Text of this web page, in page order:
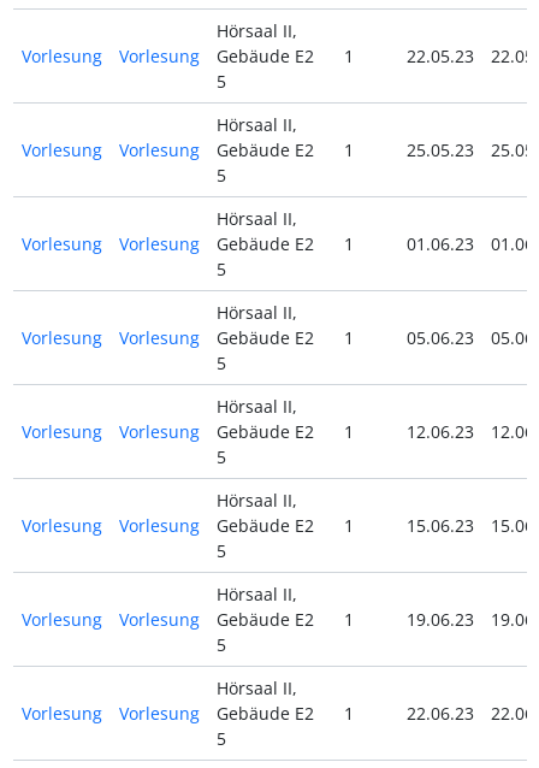
Vorlesung Vorlesung
Hörsaal II,
Gebäude E2
5
1 22.05.23
Vorlesung Vorlesung
Hörsaal II,
Gebäude E2
5
1 25.05.23
Vorlesung Vorlesung
Hörsaal II,
Gebäude E2
5
1 01.06.23
Vorlesung Vorlesung
Hörsaal II,
Gebäude E2
5
1 05.06.23
Vorlesung Vorlesung
Hörsaal II,
Gebäude E2
5
1 12.06.23
Vorlesung Vorlesung
Hörsaal II,
Gebäude E2
5
1 15.06.23
Vorlesung Vorlesung
Hörsaal II,
Gebäude E2
5
1 19.06.23
Vorlesung Vorlesung
Hörsaal II,
Gebäude E2
5
1 22.06.23